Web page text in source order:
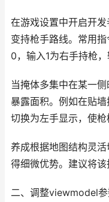
在游戏设置中开启开
变持枪手路线。常用
0，输入1为右手持枪，
当掩体多集中在某一
暴露面积。例如在贴
切换为左手显示，使枪
养成根据地图结构灵
得细微优势。建议将该
二、调整viewmodel